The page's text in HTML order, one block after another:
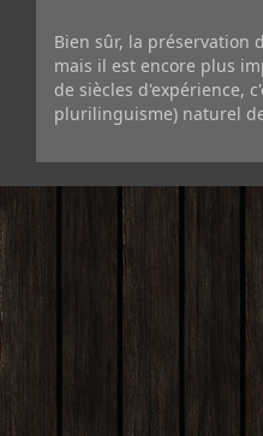
Bien sûr, la préservation
mais il est encore plus
de siècles d'expérience,
plurilinguisme) naturel